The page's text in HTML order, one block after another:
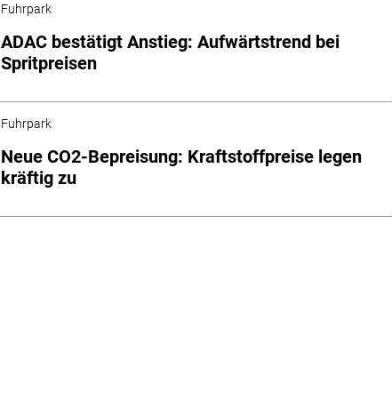
Fuhrpark
ADAC bestätigt Anstieg: Aufwärtstrend bei
Spritpreisen
Fuhrpark
Neue CO2-Bepreisung: Kraftstoffpreise legen
kräftig zu